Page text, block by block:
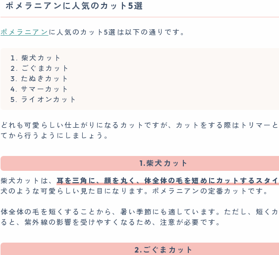
ポメラニアンに人気のカット5選
ポメラニアン に人気のカット5選は以下の通りです。
柴犬カット
ごぐまカット
たぬきカット
サマーカット
ライオンカット
どれも可愛らしい仕上がりになるカットですが、カットをする際はトリマー
てから行うようにしましょう。
1.柴犬カット
柴犬カットは、 耳を三角に、顔を丸く、体全体の毛を短めにカットするスタ
犬のような可愛らしい見た目になります。ポメラニアンの定番カットです。
体全体の毛を短くすることから、暑い季節にも適しています。ただし、短く
ると、紫外線の影響を受けやすくなるため、注意が必要です。
2.ごぐまカット